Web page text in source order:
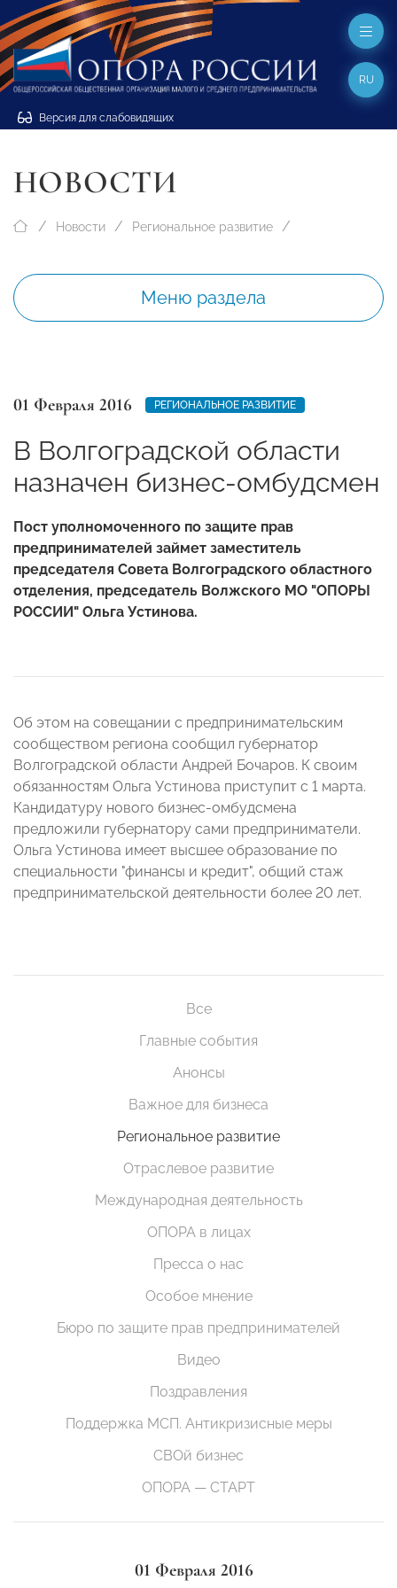
Версия для слабовидящих
RU
НОВОСТИ
Новости Региональное развитие
Меню раздела
01 Февраля 2016 РЕГИОНАЛЬНОЕ РАЗВИТИЕ
В Волгоградской области
назначен бизнес-омбудсмен
Пост уполномоченного по защите прав
предпринимателей займет заместитель
председателя Совета Волгоградского областного
отделения, председатель Волжского МО "ОПОРЫ
РОССИИ" Ольга Устинова.
Об этом на совещании с предпринимательским
сообществом региона сообщил губернатор
Волгоградской области Андрей Бочаров. К своим
обязанностям Ольга Устинова приступит с 1 марта.
Кандидатуру нового бизнес-омбудсмена
предложили губернатору сами предприниматели.
Ольга Устинова имеет высшее образование по
специальности "финансы и кредит", общий стаж
предпринимательской деятельности более 20 лет.
Все
Главные события
Анонсы
Важное для бизнеса
Региональное развитие
Отраслевое развитие
Международная деятельность
ОПОРА в лицах
Пресса о нас
Особое мнение
Бюро по защите прав предпринимателей
Видео
Поздравления
Поддержка МСП. Антикризисные меры
СВОй бизнес
ОПОРА — СТАРТ
01 Февраля 2016